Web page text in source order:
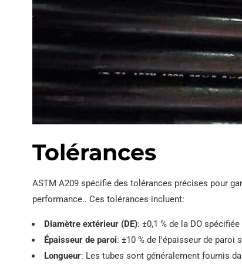
Tolérances
ASTM A209 spécifie des tolérances précises pour
performance.. Ces tolérances incluent:
Diamètre extérieur (DE): ±0,1 % de la DO spécifiée
Épaisseur de paroi: ±10 % de l'épaisseur de paroi
Longueur: Les tubes sont généralement fournis